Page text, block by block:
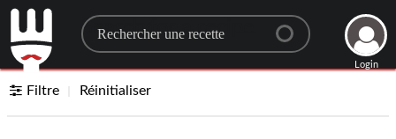
Search for a recipe
Login
Filtre Réinitialiser